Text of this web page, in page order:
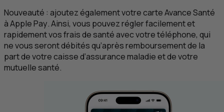
Nouveauté : ajoutez également votre carte Avance Santé
àApple Pay. Ainsi, vous pouvez régler facilement et
rapidement vos frais de santé avec votre téléphone, qui
ne vous seront débités qu’après remboursement de la
part de votre caisse d’assurance maladie et de votre
mutuelle santé.